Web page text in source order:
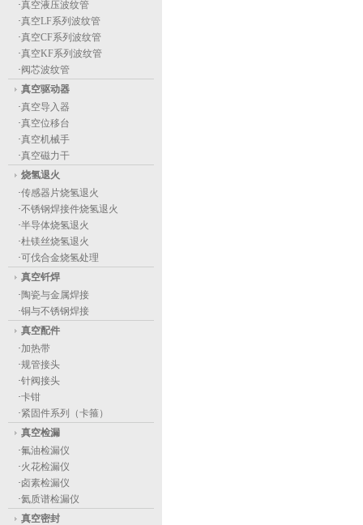
·真空液压波纹管
·真空LF系列波纹管
·真空CF系列波纹管
·真空KF系列波纹管
·阀芯波纹管
真空驱动器
·真空导入器
·真空位移台
·真空机械手
·真空磁力干
烧氢退火
·传感器片烧氢退火
·不锈钢焊接件烧氢退火
·半导体烧氢退火
·杜镁丝烧氢退火
·可伐合金烧氢处理
真空钎焊
· 陶瓷与金属焊接
·铜与不锈钢焊接
真空配件
·加热带
·规管接头
·针阀接头
·卡钳
·紧固件系列（卡箍）
真空检漏
·氟油检漏仪
·火花检漏仪
·卤素检漏仪
·氦质谱检漏仪
真空密封